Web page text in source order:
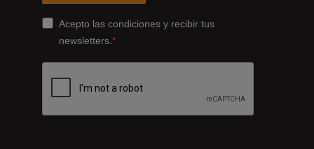
178,
Cornellà
08940
Barcelona
Acepto las condiciones y recibir tus
newsletters.